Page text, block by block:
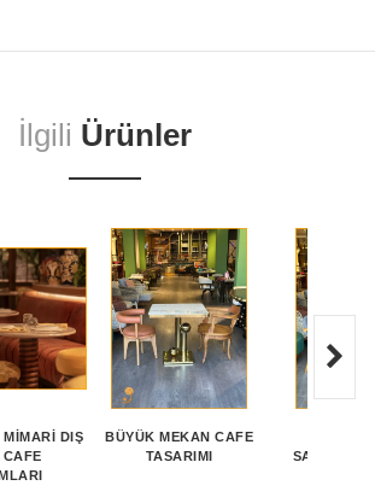
İlgili Ürünler
MIMARI DIŞ
CAFE
BÜYÜK MEKAN CAFE
TASARIMI